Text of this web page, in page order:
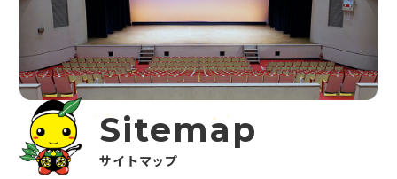
Sitemap
サイトマップ